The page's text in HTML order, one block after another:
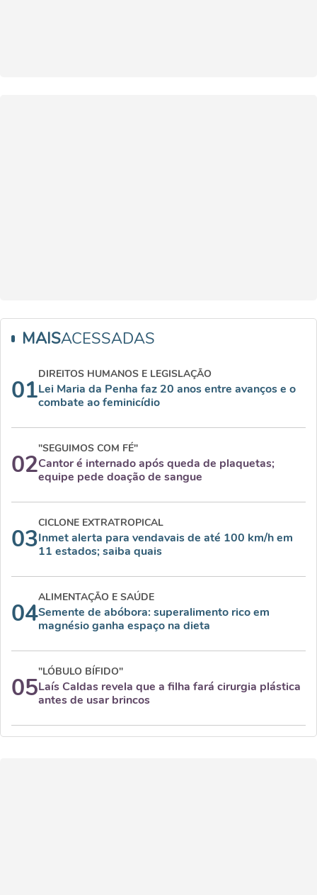
MAISACESSADAS
01
DIREITOS HUMANOS E LEGISLAÇÃO
Lei Maria da Penha faz 20 anos entre avanços e o
combate ao feminicídio
02
"SEGUIMOS COM FÉ"
Cantor é internado após queda de plaquetas;
equipe pede doação de sangue
03
CICLONE EXTRATROPICAL
Inmet alerta para vendavais de até 100 km/h em
11 estados; saiba quais
04
ALIMENTAÇÃO E SAÚDE
Semente de abóbora: superalimento rico em
magnésio ganha espaço na dieta
05
"LÓBULO BÍFIDO"
Laís Caldas revela que a filha fará cirurgia plástica
antes de usar brincos